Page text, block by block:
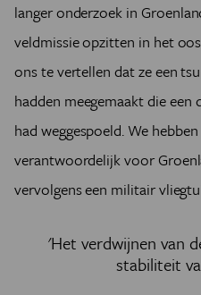
langer onderzoek in
veldmissie opzitten in het
ons te vertellen dat ze een
hadden meegemaakt die
had weggespoeld. We
verantwoordelijk voor
vervolgens een militair
'Het verdwijnen van
stabiliteit